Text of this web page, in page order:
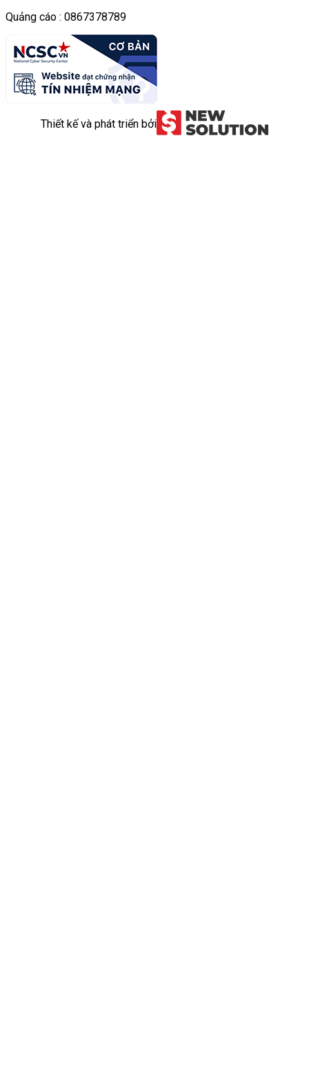
Quảng cáo : 0867378789
Thiết kế và phát triển bởi